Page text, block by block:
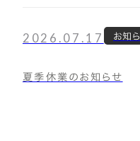
2026.07.17 お知
夏季休業のお知らせ